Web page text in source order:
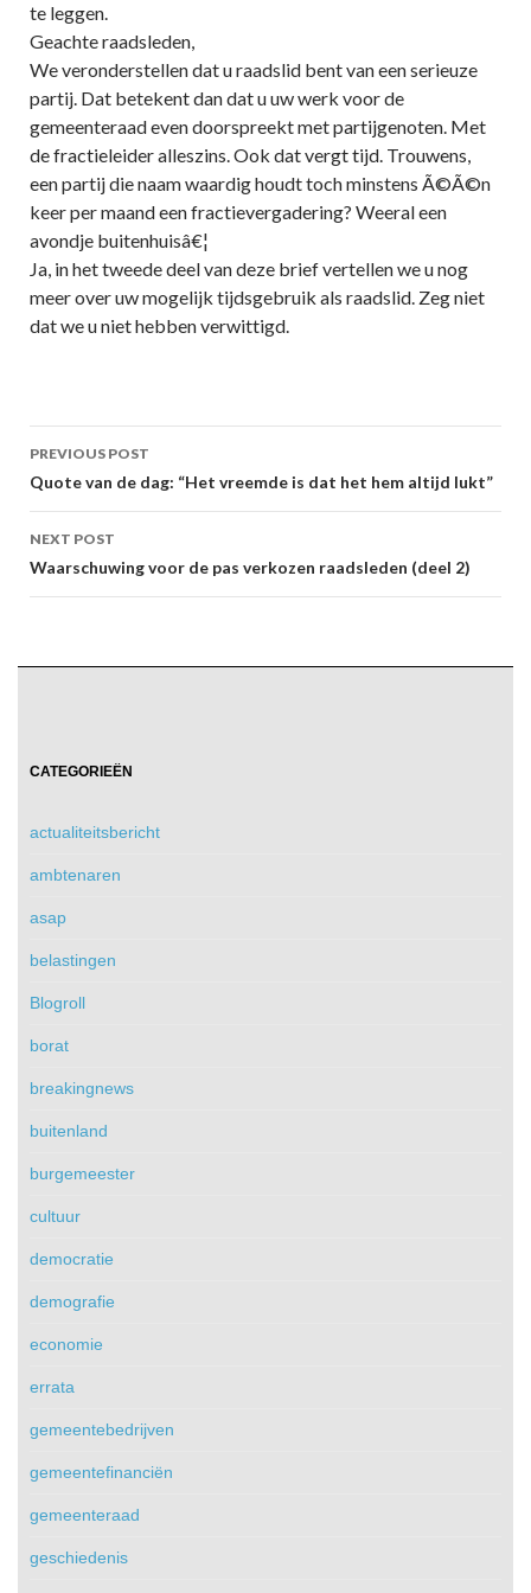
te leggen.
Geachte raadsleden,
We veronderstellen dat u raadslid bent van een serieuze
partij. Dat betekent dan dat u uw werk voor de
gemeenteraad even doorspreekt met partijgenoten. Met
de fractieleider alleszins. Ook dat vergt tijd. Trouwens,
een partij die naam waardig houdt toch minstens Ã©Ã©n
keer per maand een fractievergadering? Weeral een
avondje buitenhuisâ€¦
Ja, in het tweede deel van deze brief vertellen we u nog
meer over uw mogelijk tijdsgebruik als raadslid. Zeg niet
dat we u niet hebben verwittigd.
Post
navigation
PREVIOUS POST
Quote van de dag: “Het vreemde is dat het hem altijd lukt”
NEXT POST
Waarschuwing voor de pas verkozen raadsleden (deel 2)
CATEGORIEËN
actualiteitsbericht
ambtenaren
asap
belastingen
Blogroll
borat
breakingnews
buitenland
burgemeester
cultuur
democratie
demografie
economie
errata
gemeentebedrijven
gemeentefinanciën
gemeenteraad
geschiedenis